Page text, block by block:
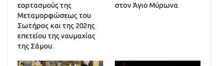
εορτασμούς της
Μεταμορφώσεως του
Σωτήρος και της 202ης
επετείου της ναυμαχίας
της Σάμου.
στον Άγιο Μύρωνα